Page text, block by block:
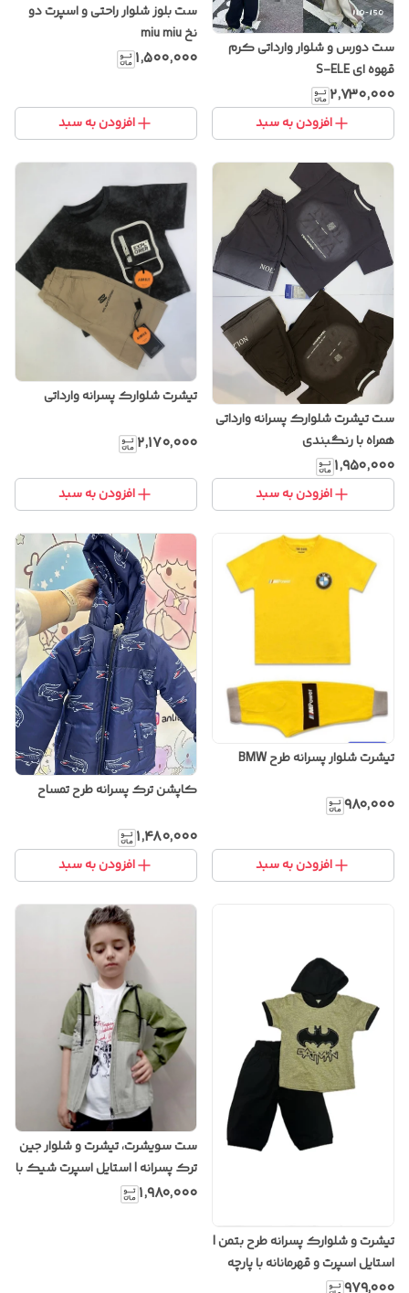
ست دورس و شلوار وارداتی کرم
قهوه ای S-ELE
۲٬۷۳۰٬۰۰۰
افزودن به سبد
ست بلوز شلوار راحتی و اسپرت دو
نخ miu miu
۱٬۵۰۰٬۰۰۰
افزودن به سبد
ست تیشرت شلوارک پسرانه وارداتی
همراه با رنگبندی
۱٬۹۵۰٬۰۰۰
افزودن به سبد
تیشرت شلوارک پسرانه وارداتی
۲٬۱۷۰٬۰۰۰
افزودن به سبد
تیشرت شلوار پسرانه طرح BMW
۹۸۰٬۰۰۰
افزودن به سبد
کاپشن ترک پسرانه طرح تمساح
۱٬۴۸۰٬۰۰۰
افزودن به سبد
تیشرت و شلوارک پسرانه طرح بتمن |
استایل اسپرت و قهرمانانه با پارچه
نخی خنک
ست سویشرت، تیشرت و شلوار جین
ترک پسرانه | استایل اسپرت شیک با
پارچه باکیفیت و دوخت ترک
۱٬۹۸۰٬۰۰۰